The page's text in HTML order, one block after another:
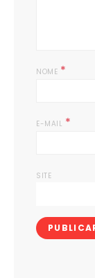
NOME *
E-MAIL *
SITE